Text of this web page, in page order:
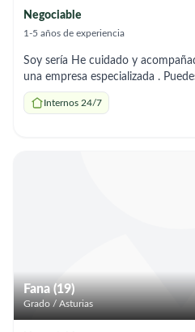
Negociable
1-5 años de experiencia
Soy sería He cuidado y
una empresa especializada .
Azvase
Internos 24/7
Fana (19)
Grado / Asturias